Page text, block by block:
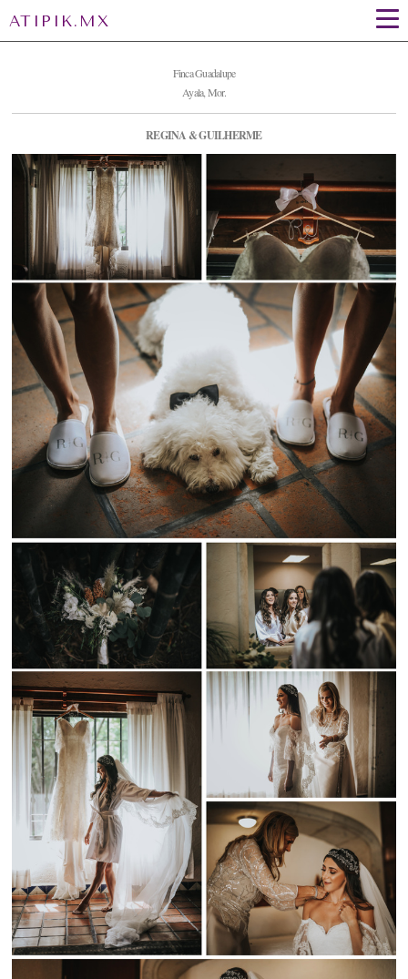
ATIPIK.MX
Finca Guadalupe
Ayala, Mor.
REGINA & GUILHERME